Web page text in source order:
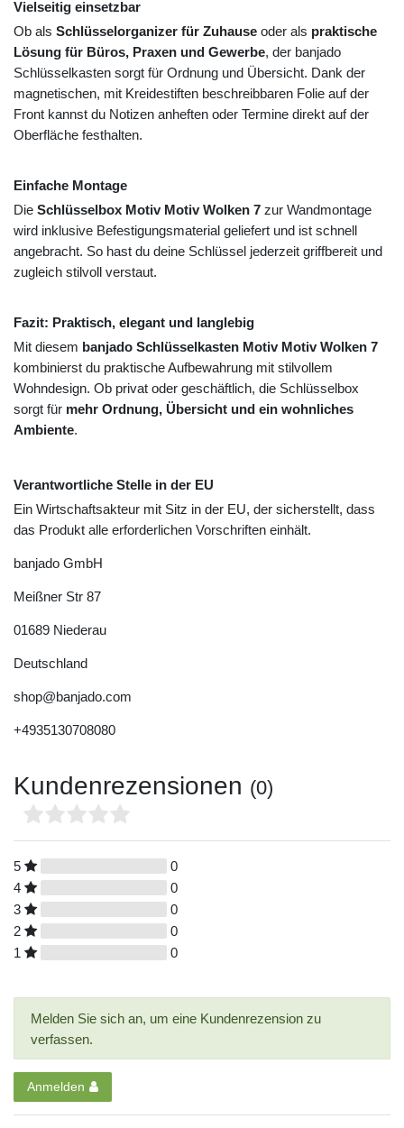
Vielseitig einsetzbar
Ob als Schlüsselorganizer für Zuhause oder als praktische
Lösung für Büros, Praxen und Gewerbe, der banjado
Schlüsselkasten sorgt für Ordnung und Übersicht. Dank der
magnetischen, mit Kreidestiften beschreibbaren Folie auf der
Front kannst du Notizen anheften oder Termine direkt auf der
Oberfläche festhalten.
Einfache Montage
Die Schlüsselbox Motiv Motiv Wolken 7 zur Wandmontage
wird inklusive Befestigungsmaterial geliefert und ist schnell
angebracht. So hast du deine Schlüssel jederzeit griffbereit und
zugleich stilvoll verstaut.
Fazit: Praktisch, elegant und langlebig
Mit diesem banjado Schlüsselkasten Motiv Motiv Wolken 7
kombinierst du praktische Aufbewahrung mit stilvollem
Wohndesign. Ob privat oder geschäftlich, die Schlüsselbox
sorgt für mehr Ordnung, Übersicht und ein wohnliches
Ambiente.
Verantwortliche Stelle in der EU
Ein Wirtschaftsakteur mit Sitz in der EU, der sicherstellt, dass
das Produkt alle erforderlichen Vorschriften einhält.
banjado GmbH
Meißner Str 87
01689 Niederau
Deutschland
shop@banjado.com
+4935130708080
Kundenrezensionen (0)
5
0
4
0
3
0
2
0
1
0
Melden Sie sich an, um eine Kundenrezension zu
verfassen.
Anmelden